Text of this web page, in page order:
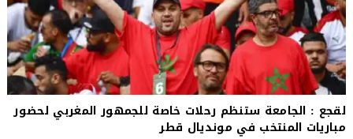
لقجع : الجامعة ستنظم رحلات خاصة للجمهور المغربي لحضور
مباريات المنتخب في مونديال قطر